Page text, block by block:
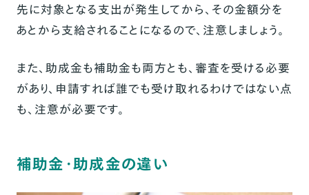
先に対象となる支出が発生してから、その金額分を
あとから支給されることになるので、注意しましょう。
また、助成金も補助金も両方とも、審査を受ける必要
があり、申請すれば誰でも受け取れるわけではない点
も、注意が必要です。
補助金・助成金の違い